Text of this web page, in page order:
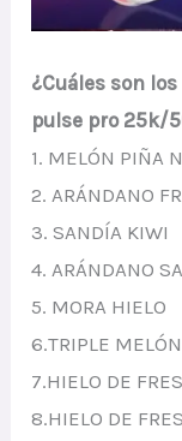
¿Cuáles son
pulse pro 25k/
1. MELÓN PIÑA
2. ARÁNDANO
3. SANDÍA KIWI
4. ARÁNDANO
5. MORA HIELO
6.TRIPLE MELÓN
7.HIELO DE
8.HIELO DE